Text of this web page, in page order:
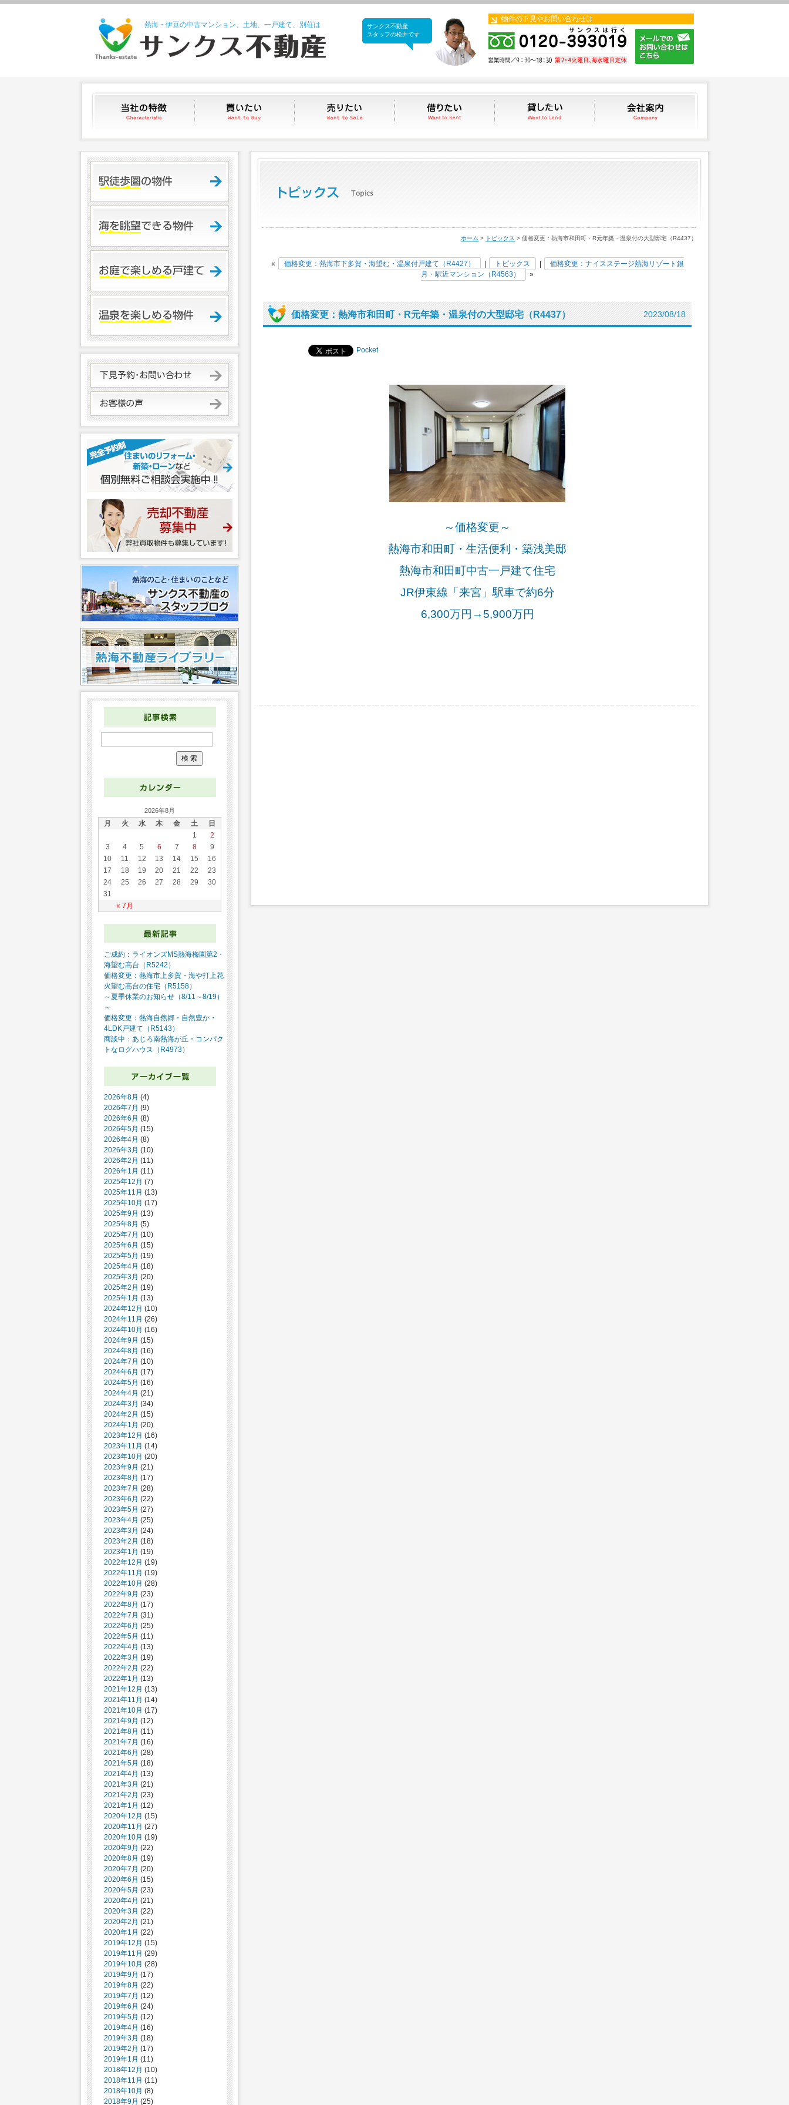
熱海・伊豆の中古マンション、土地、一戸建て、別荘は
サンクス不動産
サンクス不動産
スタッフの松井です
物件の下見やお問い合わせは
当社の特徴 買いたい 売りたい 借りたい 貸したい
ホーム > トピックス > 価格変更：熱海市和田町・R元年築・温泉付の大型邸宅（R4437）
« 価格変更：熱海市下多賀・海望む・温泉付戸建て（R4427） トピックス
価格変更：ナイスステージ熱海リゾート銀
月・駅近マンション（R4563）
»
価格変更：熱海市和田町・R元年築・温泉付の大型邸宅（R4437） 2023/08/18
Pocket
～価格変更～
熱海市和田町・生活便利・築浅美邸
熱海市和田町中古一戸建て住宅
JR伊東線「来宮 」駅車で約6分
6,300万円→5,900万円
2026年8月
月 火 水 木 金 土 日
« 7月
1
2
3
4 5 6 7 8
9
10
11 12 13 14 15
16
17
18 19 20 21 22
23
24
25 26 27 28 29
30
31
ご成約：ライオンズMS熱海梅園第2・
海望む高台（R5242）
価格変更：熱海市上多賀・海や打上花
火望む高台の住宅（R5158）
～夏季休業のお知らせ（8/11～8/19）
～
価格変更：熱海自然郷・自然豊か・
4LDK戸建て（R5143）
商談中：あじろ南熱海が丘・コンパク
トなログハウス（R4973）
2026年8月 (4)
2026年7月 (9)
2026年6月 (8)
2026年5月 (15)
2026年4月 (8)
2026年3月 (10)
2026年2月 (11)
2026年1月 (11)
2025年12月 (7)
2025年11月 (13)
2025年10月 (17)
2025年9月 (13)
2025年8月 (5)
2025年7月 (10)
2025年6月 (15)
2025年5月 (19)
2025年4月 (18)
2025年3月 (20)
2025年2月 (19)
2025年1月 (13)
2024年12月 (10)
2024年11月 (26)
2024年10月 (16)
2024年9月 (15)
2024年8月 (16)
2024年7月 (10)
2024年6月 (17)
2024年5月 (16)
2024年4月 (21)
2024年3月 (34)
2024年2月 (15)
2024年1月 (20)
2023年12月 (16)
2023年11月 (14)
2023年10月 (20)
2023年9月 (21)
2023年8月 (17)
2023年7月 (28)
2023年6月 (22)
2023年5月 (27)
2023年4月 (25)
2023年3月 (24)
2023年2月 (18)
2023年1月 (19)
2022年12月 (19)
2022年11月 (19)
2022年10月 (28)
2022年9月 (23)
2022年8月 (17)
2022年7月 (31)
2022年6月 (25)
2022年5月 (11)
2022年4月 (13)
2022年3月 (19)
2022年2月 (22)
2022年1月 (13)
2021年12月 (13)
2021年11月 (14)
2021年10月 (17)
2021年9月 (12)
2021年8月 (11)
2021年7月 (16)
2021年6月 (28)
2021年5月 (18)
2021年4月 (13)
2021年3月 (21)
2021年2月 (23)
2021年1月 (12)
2020年12月 (15)
2020年11月 (27)
2020年10月 (19)
2020年9月 (22)
2020年8月 (19)
2020年7月 (20)
2020年6月 (15)
2020年5月 (23)
2020年4月 (21)
2020年3月 (22)
2020年2月 (21)
2020年1月 (22)
2019年12月 (15)
2019年11月 (29)
2019年10月 (28)
2019年9月 (17)
2019年8月 (22)
2019年7月 (12)
2019年6月 (24)
2019年5月 (12)
2019年4月 (16)
2019年3月 (18)
2019年2月 (17)
2019年1月 (11)
2018年12月 (10)
2018年11月 (11)
2018年10月 (8)
2018年9月 (25)